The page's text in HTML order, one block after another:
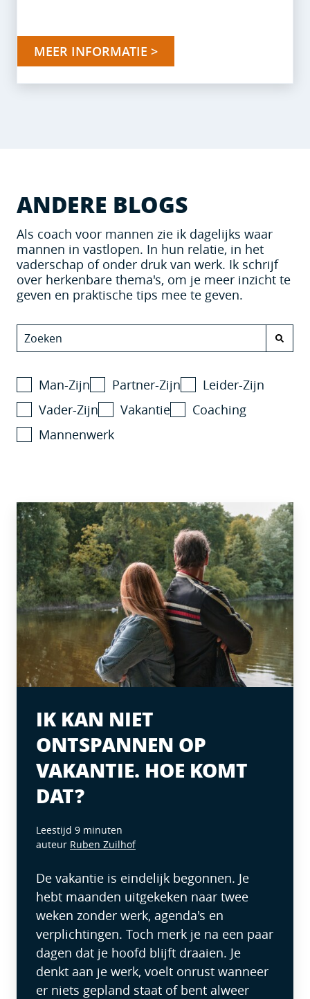
MEER INFORMATIE >
ANDERE BLOGS
Als coach voor mannen zie ik dagelijks waar
mannen in vastlopen. In hun relatie, in het
vaderschap of onder druk van werk. Ik schrijf
over herkenbare thema's, om je meer inzicht te
geven en praktische tips mee te geven.
Man-Zijn Partner-Zijn
Leider-Zijn
Vader-Zijn
Vakantie
Coaching
Mannenwerk
IK KAN NIET
ONTSPANNEN OP
VAKANTIE. HOE KOMT
DAT?
Leestijd 9 minuten
auteur Ruben Zuilhof
De vakantie is eindelijk begonnen. Je
hebt maanden uitgekeken naar twee
weken zonder werk, agenda's en
verplichtingen. Toch merk je na een paar
dagen dat je hoofd blijft draaien. Je
denkt aan je werk, voelt onrust wanneer
er niets gepland staat of bent alweer